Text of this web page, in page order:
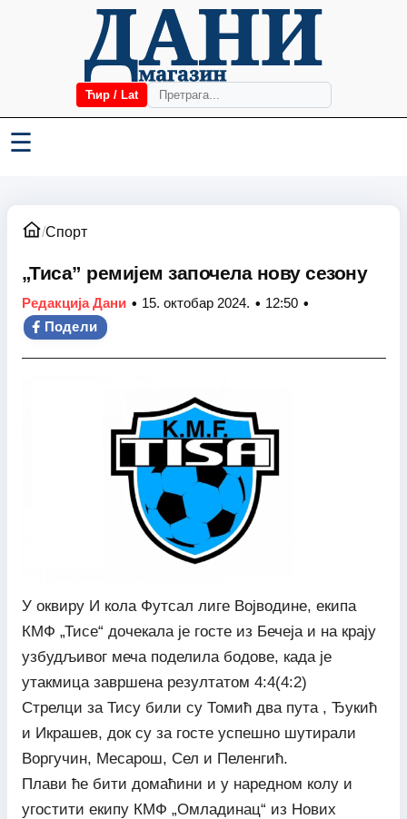
Ћир / Lat
☰
/Спорт
„Тиса” ремијем започела нову сезону
Редакција Дани • 15. октобар 2024. • 12:50 •
Подели
У оквиру И кола Футсал лиге Војводине, екипа
КМФ „Тисе“ дочекала је госте из Бечеја и на крају
узбудљивог меча поделила бодове, када је
утакмица завршена резултатом 4:4(4:2)
Стрелци за Тису били су Томић два пута , Ђукић
и Икрашев, док су за госте успешно шутирали
Воргучин, Месарош, Сел и Пеленгић.
Плави ће бити домаћини и у наредном колу и
угостити екипу КМФ „Омладинац“ из Нових